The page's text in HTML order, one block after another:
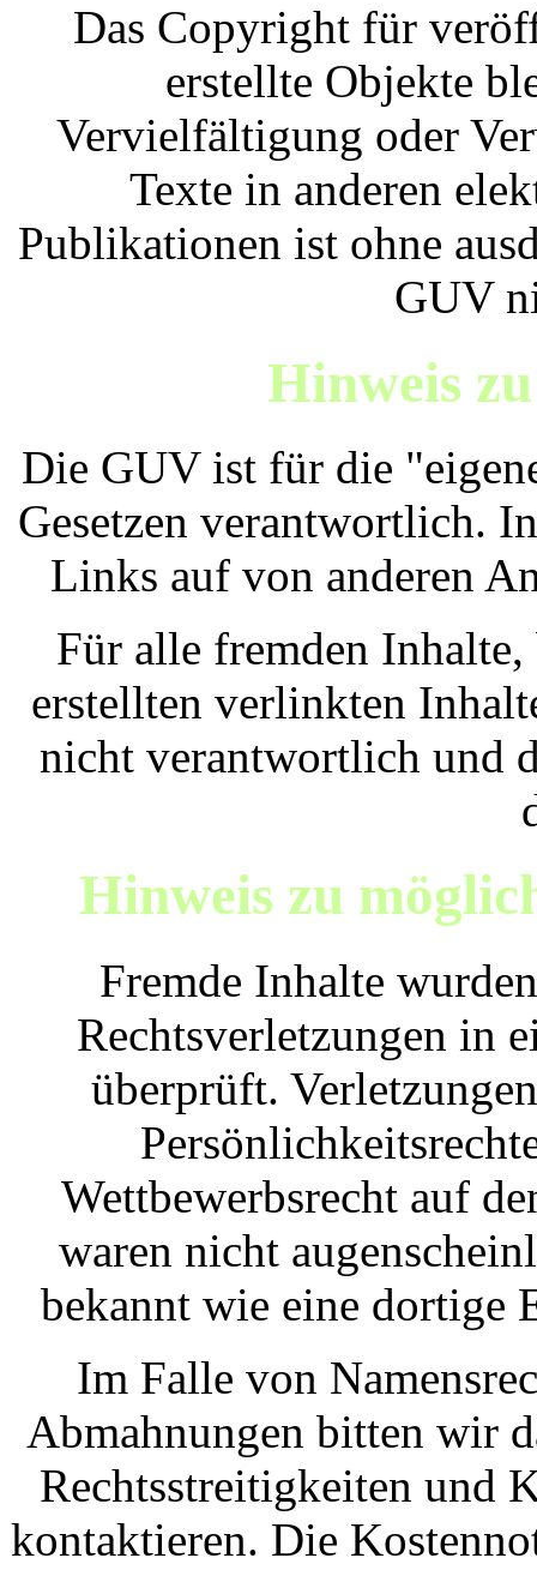
Das Copyright für
erstellte Objekte
Vervielfältigung oder
Texte in anderen
Publikationen ist ohne
GUV
Hinweis
Die GUV ist für die
Gesetzen verantwortlich.
Links auf von anderen
Für alle fremden
erstellten verlinkten
nicht verantwortlich und
Hinweis zu
Fremde Inhalte
Rechtsverletzungen in
überprüft.
Wettbewerbsrecht auf
waren nicht
bekannt wie eine dortige
Im Falle von
Abmahnungen bitten wir
Rechtsstreitigkeiten und
kontaktieren. Die